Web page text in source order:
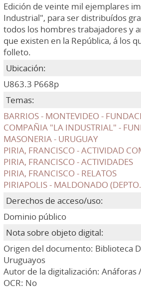
Edición de veinte mil ejemplares
Industrial", para ser distribuídos
todos los hombres trabajadores y
que existen en la República, á los
folleto.
Ubicación:
U863.3 P668p
Temas:
BARRIOS - MONTEVIDEO -
COMPAÑIA "LA INDUSTRIAL" -
MASONERIA - URUGUAY
PIRIA, FRANCISCO - ACTIVIDAD
PIRIA, FRANCISCO - ACTIVIDADES
PIRIA, FRANCISCO - RELATOS
PIRIAPOLIS - MALDONADO
Derechos de acceso/uso:
Dominio público
Nota sobre objeto digital:
Origen del documento: Biblioteca
Uruguayos
Autor de la digitalización: Anáforas
OCR: No